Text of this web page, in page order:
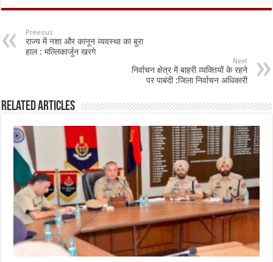
e
b
o
at
sA
p
ai ar
Previous
राज्य में नशा और कानून व्यवस्था का बुरा
हाल : मल्लिकार्जुन खरगे
Next
निर्वाचन क्षेत्र में बाहरी व्यक्तियों के रहने
पर पाबंदी :जिला निर्वाचन अधिकारी
Related Articles